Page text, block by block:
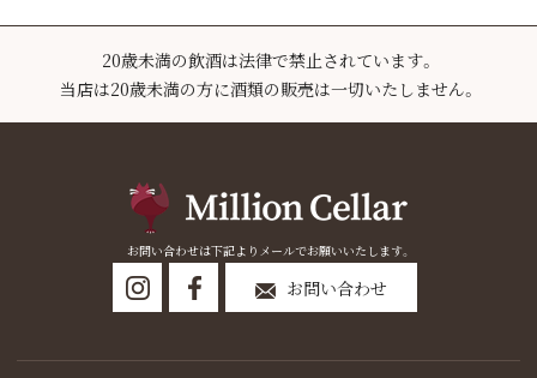
20歳未満の飲酒は法律で禁止されています。
当店は20歳未満の方に酒類の販売は一切いたしません。
お問い合わせは下記よりメールでお願いいたします。
お問い合わせ